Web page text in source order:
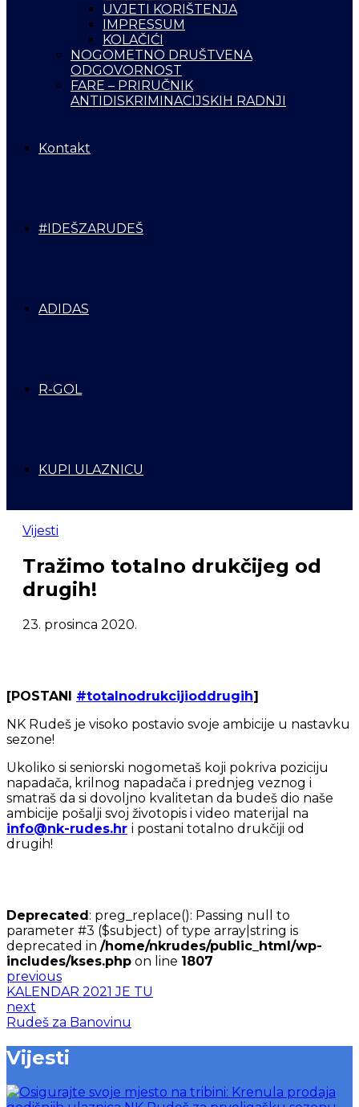
UVJETI KORIŠTENJA
IMPRESSUM
KOLAČIĆI
NOGOMETNO DRUŠTVENA
ODGOVORNOST
FARE – PRIRUČNIK
ANTIDISKRIMINACIJSKIH RADNJI
Kontakt
#IDEŠZARUDEŠ
ADIDAS
R-GOL
KUPI ULAZNICU
Vijesti
Tražimo totalno drukčijeg od
drugih!
23. prosinca 2020.
[POSTANI #totalnodrukcijioddrugih]
NK Rudeš je visoko postavio svoje ambicije u nastavku
sezone!
Ukoliko si seniorski nogometaš koji pokriva poziciju
napadača, krilnog napadača i prednjeg veznog i
smatraš da si dovoljno kvalitetan da budeš dio naše
ambicije pošalji svoj životopis i video materijal na
info@nk-rudes.hr i postani totalno drukčiji od
drugih!
Deprecated: preg_replace(): Passing null to
parameter #3 ($subject) of type array|string is
deprecated in /home/nkrudes/public_html/wp-
includes/kses.php on line 1807
previous
KALENDAR 2021 JE TU
next
Rudeš za Banovinu
Vijesti